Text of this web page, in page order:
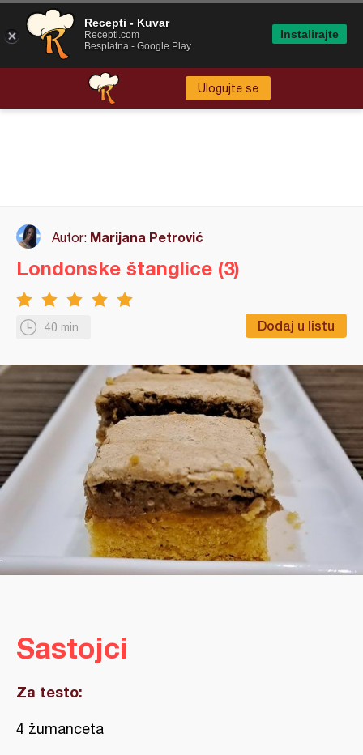
Ulogujte se
Autor: Marijana Petrović
40 min Dodaj u listu
Londonske štanglice (3)
Sastojci
Za testo:
4 žumanceta
Recepti - Kuvar
Recepti.com
Besplatna - Google Play
Instalirajte